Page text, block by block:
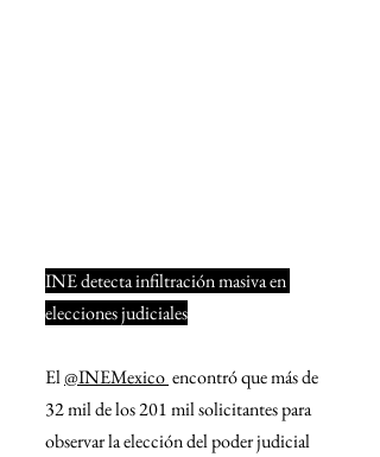
INE detecta infiltración masiva en
elecciones judiciales
El @INEMexico encontró que más de
32 mil de los 201 mil solicitantes para
observar la elección del poder judicial